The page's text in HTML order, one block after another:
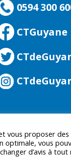
0594 300
CTGuyane
vous proposer
vous
d’avis à